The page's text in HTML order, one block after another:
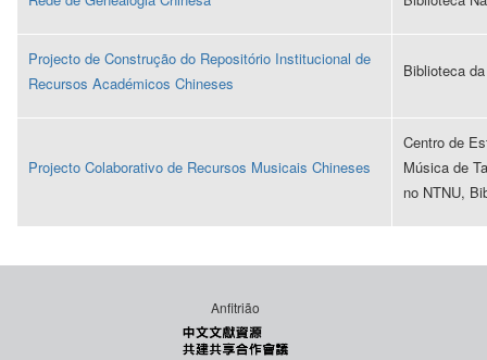
Projecto de Construção do Repositório Institucional de
Recursos Académicos Chineses
Biblioteca
Projecto Colaborativo de Recursos Musicais Chineses
Centro de
Música de
no NTNU,
Anfitrião